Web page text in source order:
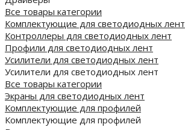
Все товары категории
Комплектующие для светодиодных лент
Контроллеры для светодиодных лент
Профили для светодиодных лент
Усилители для светодиодных лент
Усилители для светодиодных лент
Все товары категории
Экраны для светодиодных лент
Комплектующие для профилей
Комплектующие для профилей